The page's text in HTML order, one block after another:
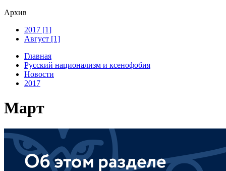
Архив
2017 [1]
Август [1]
Главная
Русский национализм и ксенофобия
Новости
2017
Март